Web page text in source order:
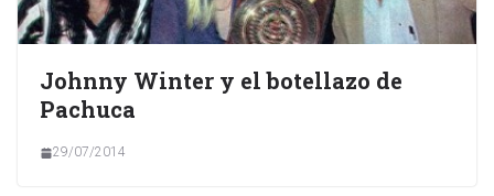
Johnny Winter y el botellazo de
Pachuca
29/07/2014